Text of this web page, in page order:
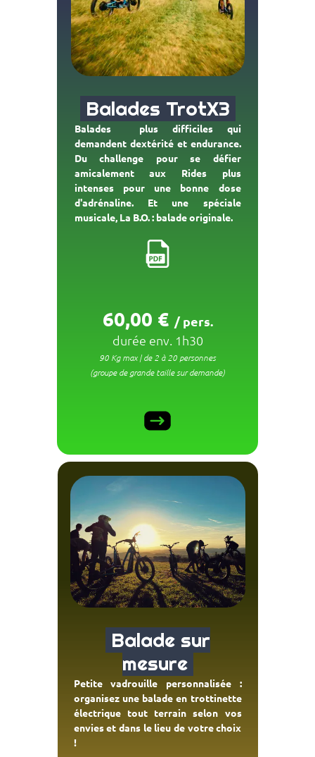
Balades TrotX3
Balades plus difficiles qui
demandent dextérité et endurance.
Du challenge pour se défier
amicalement aux Rides plus
intenses pour une bonne dose
d'adrénaline. Et une spéciale
musicale, La B.O. : balade originale.
60,00 € / pers.
durée env. 1h30
90 Kg max | de 2 à 20 personnes
(groupe de grande taille sur demande)
Balade sur
mesure
Petite vadrouille personnalisée :
organisez une balade en trottinette
électrique tout terrain selon vos
envies et dans le lieu de votre choix
!